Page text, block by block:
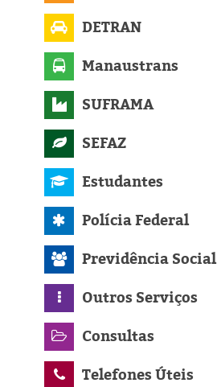
DETRAN
Manaustrans
SUFRAMA
SEFAZ
Estudantes
Polícia Federal
Previdência Social
Outros Serviços
Consultas
Telefones Úteis